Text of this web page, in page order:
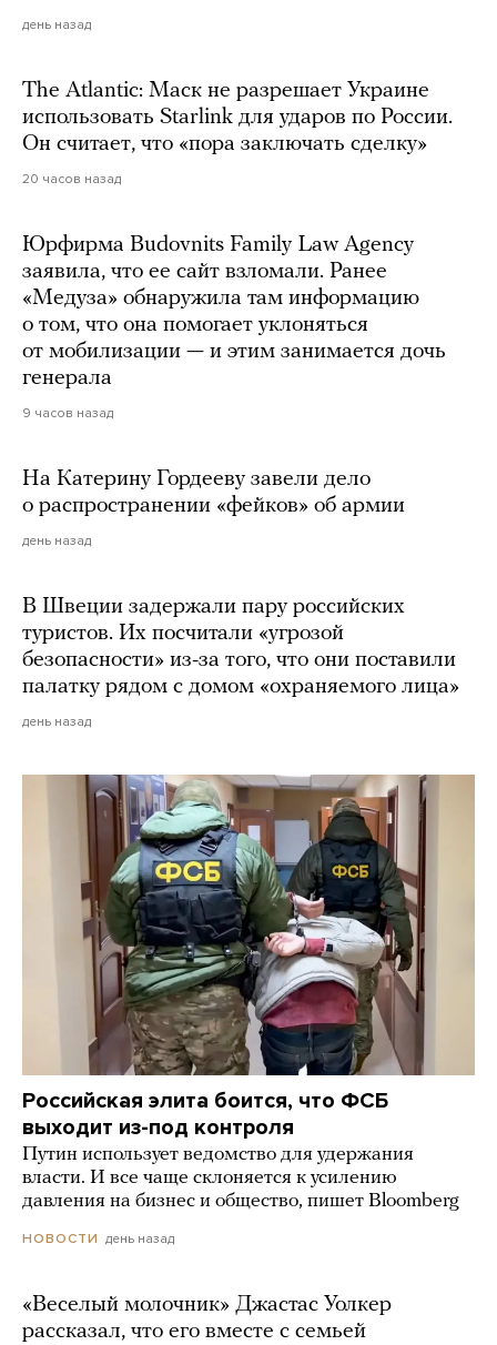
день назад
The Atlantic: Маск не разрешает Украине
использовать Starlink для ударов по России.
Он считает, что «пора заключать сделку»
20 часов назад
Юрфирма Budovnits Family Law Agency
заявила, что ее сайт взломали. Ранее
«Медуза» обнаружила там информацию
о том, что она помогает уклоняться
от мобилизации — и этим занимается дочь
генерала
9 часов назад
На Катерину Гордееву завели дело
о распространении «фейков» об армии
день назад
В Швеции задержали пару российских
туристов. Их посчитали «угрозой
безопасности» из-за того, что они поставили
палатку рядом с домом «охраняемого лица»
день назад
Российская элита боится, что ФСБ
выходит из-под контроля
Путин использует ведомство для удержания
власти. И все чаще склоняется к усилению
давления на бизнес и общество, пишет Bloomberg
НОВОСТИ день назад
«Веселый молочник» Джастас Уолкер
рассказал, что его вместе с семьей